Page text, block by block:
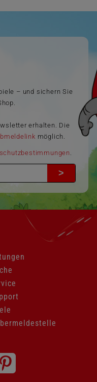
– und sichern Sie
erhalten. Die
möglich.
>